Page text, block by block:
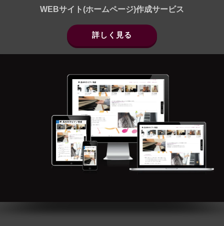
WEBサイト(ホームページ)作成サービス
詳しく見る